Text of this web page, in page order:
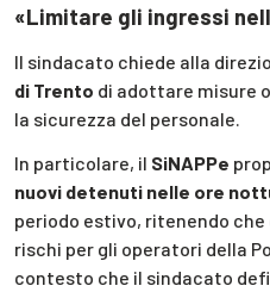
«Limitare gli ingressi
Il sindacato chiede alla
di Trento di adottare misure
la sicurezza del personale.
In particolare, il SiNAPPe
nuovi detenuti nelle ore
periodo estivo, ritenendo
rischi per gli operatori della
contesto che il sindacato